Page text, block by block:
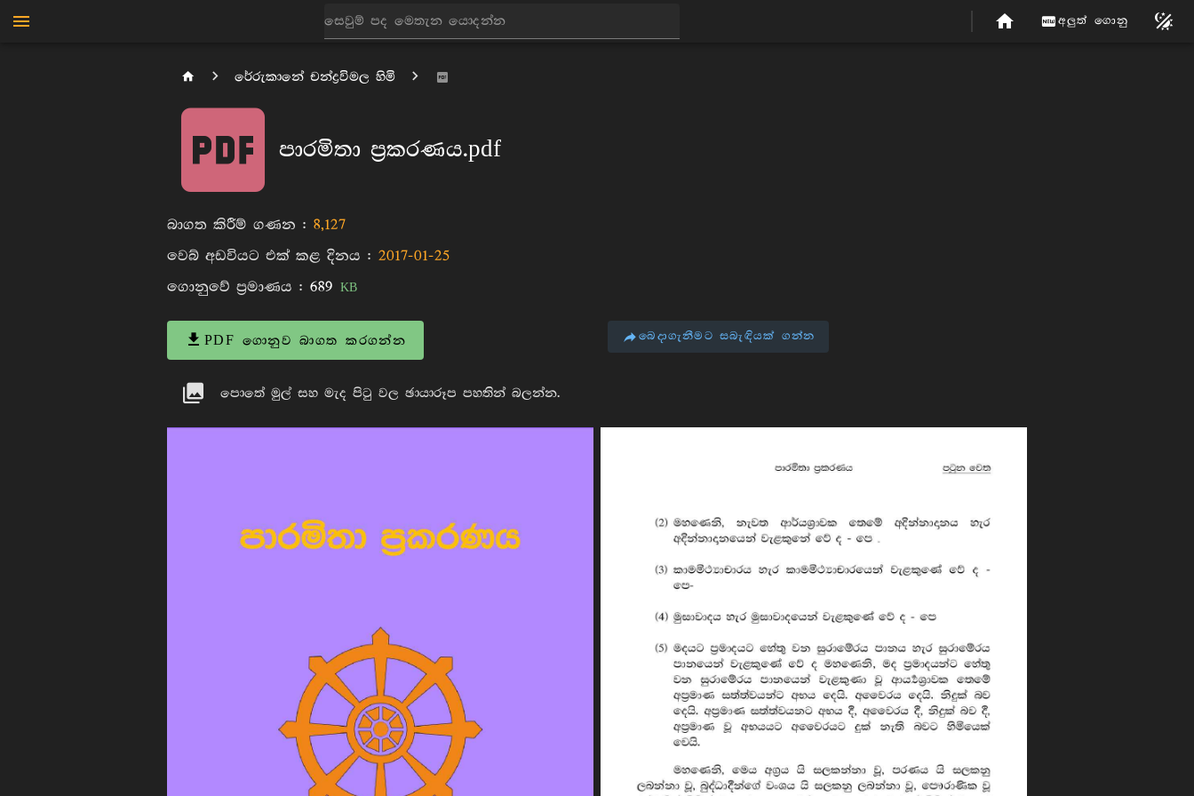
අලුත් ගොනු
රේරුකානේ චන්ද්‍රවිමල හිමි
පාරමිතා ප්‍ර‍කරණය.pdf
බාගත කිරීම් ගණන : 8,127
වෙබ් අඩවියට එක් කළ දිනය : 2017-01-25
ගොනුවේ ප්‍රමාණය : 689 KB
PDF ගොනුව බාගත කරගන්න බෙදාගැනීමට සබැඳියක් ගන්න
පොතේ මුල් සහ මැද පිටු වල ඡායාරූප පහතින් බලන්න.